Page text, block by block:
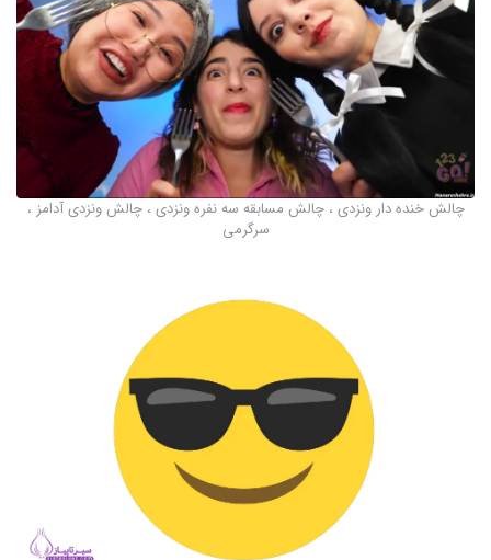
چالش خنده دار ونزدی ، چالش مسابقه سه نفره ونزدی ، چالش ونزدی آدامز ،
سرگرمی